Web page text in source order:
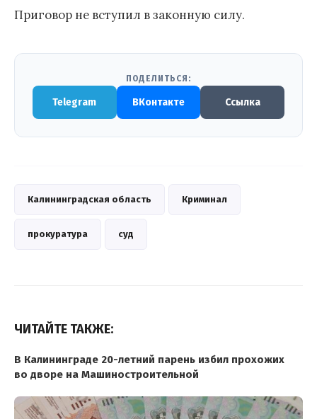
Приговор не вступил в законную силу.
ПОДЕЛИТЬСЯ:
Telegram ВКонтакте Ссылка
Калининградская область Криминал
прокуратура суд
ЧИТАЙТЕ ТАКЖЕ:
В Калининграде 20-летний парень избил прохожих
во дворе на Машиностроительной